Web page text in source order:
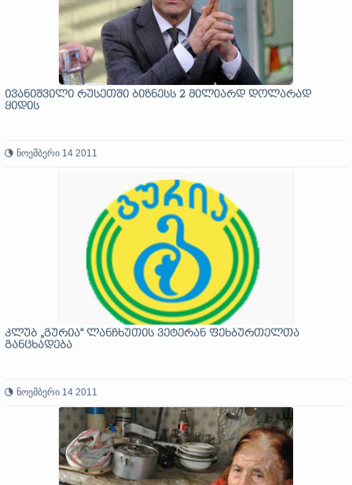
ივანიშვილი რუსეთში ბიზნესს 2 მილიარდ დოლარად
ყიდის
ნოემბერი 14 2011
კლუბ „გურია“ ლანჩხუთის ვეტერან ფეხბურთელთა
განცხადება
ნოემბერი 14 2011